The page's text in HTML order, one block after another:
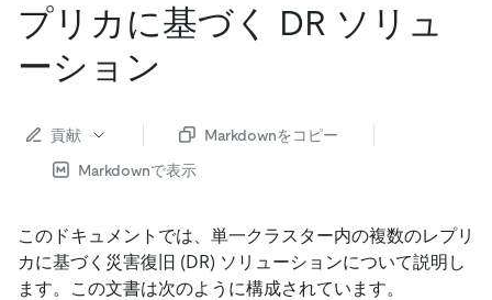
プリカに基づく DR ソリュ
ーション
貢献
Markdownをコピー
Markdownで表示
このドキュメントでは、単一クラスター内の複数のレプリ
カに基づく災害復旧 (DR) ソリューションについて説明し
ます。この文書は次のように構成されています。